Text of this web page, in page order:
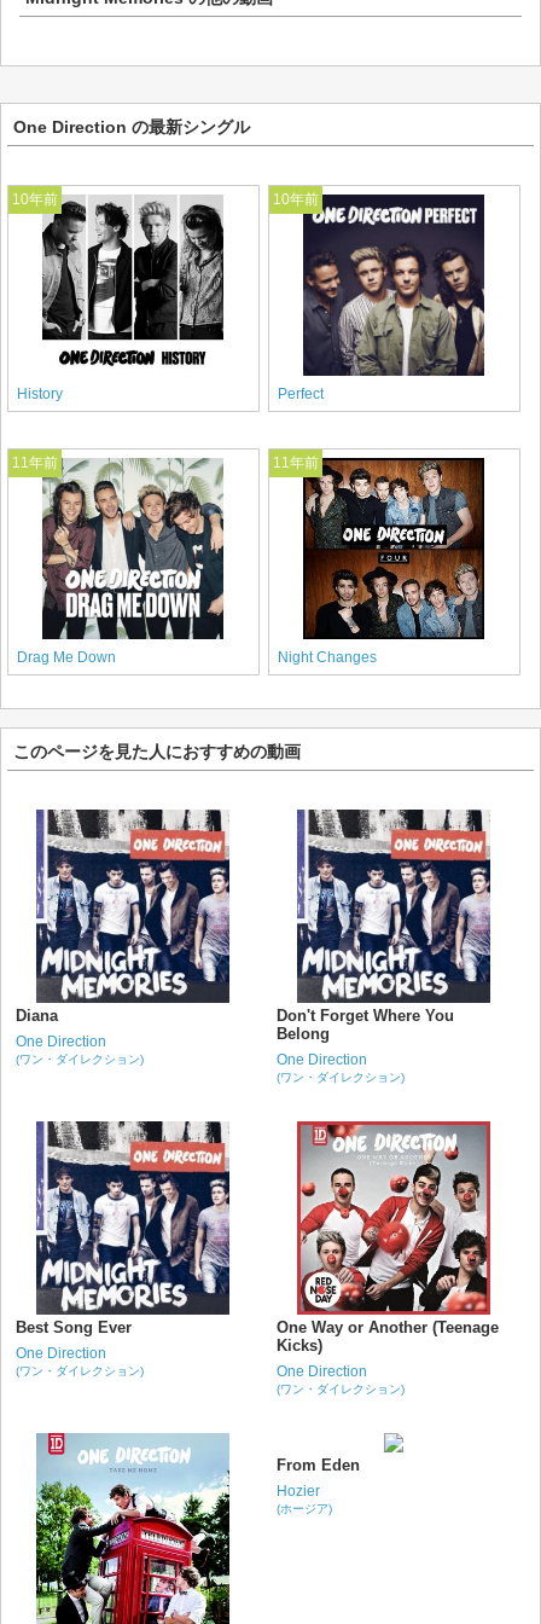
One Direction の最新シングル
10年前
History
10年前
Perfect
11年前
Drag Me Down
11年前
Night Changes
このページを見た人におすすめの動画
Diana
One Direction
(ワン・ダイレクション)
Don't Forget Where You
Belong
One Direction
(ワン・ダイレクション)
Best Song Ever
One Direction
(ワン・ダイレクション)
One Way or Another (Teenage
Kicks)
One Direction
(ワン・ダイレクション)
From Eden
Hozier
(ホージア)